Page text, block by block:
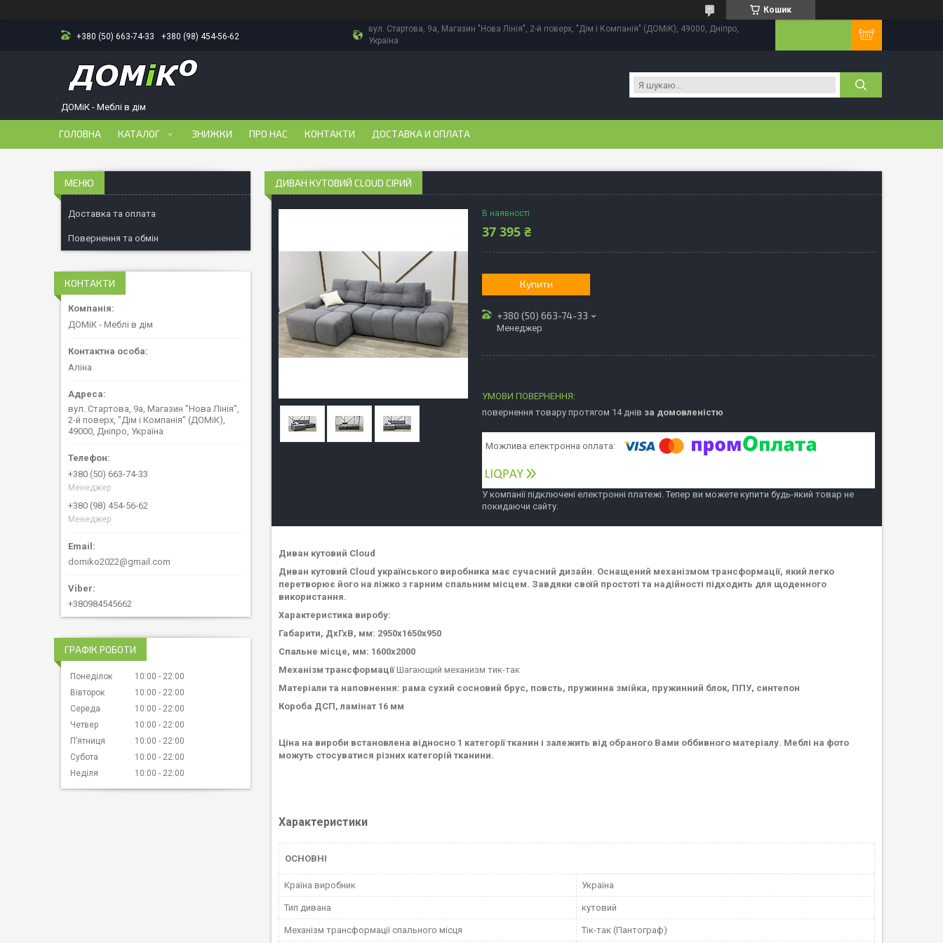
Кошик
+380 (50) 663-74-33 +380 (98) 454-56-62
вул. Стартова, 9а, Магазин "Нова Лінія", 2-й поверх, "Дім і Компанія" (ДОМіК), 49000, Дніпро,
Україна
ДОМіК - Меблі в дім
ГОЛОВНА КАТАЛОГ ЗНИЖКИ ПРО НАС КОНТАКТИ ДОСТАВКА И ОПЛАТА
ДИВАН КУТОВИЙ CLOUD СІРИЙ
В наявності
37 395 ₴
Купити
+380 (50) 663-74-33
Менеджер
повернення товару протягом 14 днів за домовленістю
У компанії підключені електронні платежі. Тепер ви можете купити будь-який товар не
покидаючи сайту.
Диван кутовий Cloud
Диван кутовий Cloud українського виробника має сучасний дизайн. Оснащений механізмом трансформації, який легко
перетворює його на ліжко з гарним спальним місцем. Завдяки своїй простоті та надійності підходить для щоденного
використання.
Характеристика виробу:
Габарити, ДхГхВ, мм: 2950х1650х950
Спальне місце, мм: 1600х2000
Механізм трансформаціїШагающий механизм тик-так
Матеріали та наповнення: рама сухий сосновий брус, повсть, пружинна змійка, пружинний блок, ППУ, синтепон
Короба ДСП, ламінат 16 мм
Ціна на вироби встановлена ​​відносно 1 категорії тканин і залежить від обраного Вами оббивного матеріалу. Меблі на фото
можуть стосуватися різних категорій тканини.
Характеристики
ОСНОВНІ
Країна виробник Україна
Тип дивана кутовий
Механізм трансформації спального місця Тік-так (Пантограф)
Доставка та оплата
Повернення та обмін
КОНТАКТИ
ДОМіК - Меблі в дім
Аліна
вул. Стартова, 9а, Магазин "Нова Лінія",
2-й поверх, "Дім і Компанія" (ДОМіК),
49000, Дніпро, Україна
+380 (50) 663-74-33
Менеджер
+380 (98) 454-56-62
Менеджер
domiko2022@gmail.com
+380984545662
ГРАФІК РОБОТИ
Понеділок 10:00
22:00
Вівторок
10:00
22:00
Середа
10:00
22:00
Четвер
10:00
22:00
Пʼятниця
10:00
22:00
Субота
10:00
22:00
Неділя
10:00 22:00